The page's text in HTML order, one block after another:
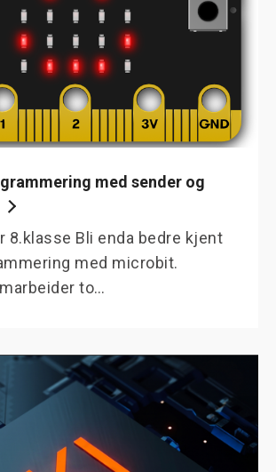
med sender og
8.klasse Bli enda bedre kjent
med microbit.
to…